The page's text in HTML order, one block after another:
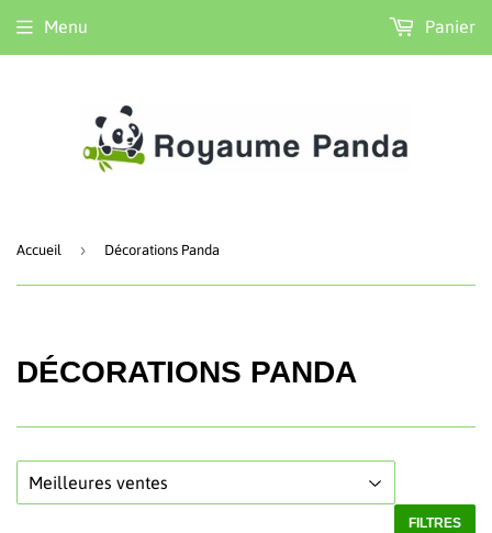
Menu Panier
Accueil › Décorations Panda
DÉCORATIONS PANDA
FILTRES